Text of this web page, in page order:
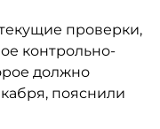
проверки,
контрольно-
должно
пояснили